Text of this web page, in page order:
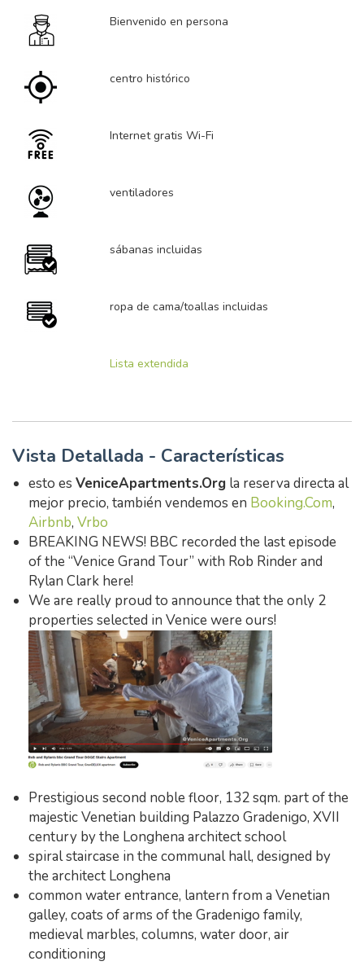
Bienvenido en persona
centro histórico
Internet gratis Wi-Fi
ventiladores
sábanas incluidas
ropa de cama/toallas incluidas
Lista extendida
Vista Detallada - Características
esto es VeniceApartments.Org la reserva directa al
mejor precio, también vendemos en Booking.Com,
Airbnb, Vrbo
BREAKING NEWS! BBC recorded the last episode
of the “Venice Grand Tour” with Rob Rinder and
Rylan Clark here!
We are really proud to announce that the only 2
properties selected in Venice were ours!
Prestigious second noble floor, 132 sqm. part of the
majestic Venetian building Palazzo Gradenigo, XVII
century by the Longhena architect school
spiral staircase in the communal hall, designed by
the architect Longhena
common water entrance, lantern from a Venetian
galley, coats of arms of the Gradenigo family,
medieval marbles, columns, water door, air
conditioning